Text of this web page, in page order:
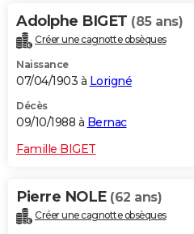
Adolphe BIGET (85 ans)
Créer une cagnotte obsèques
Naissance
07/04/1903 à Lorigné
Décès
09/10/1988 à Bernac
Famille BIGET
Pierre NOLE (62 ans)
Créer une cagnotte obsèques